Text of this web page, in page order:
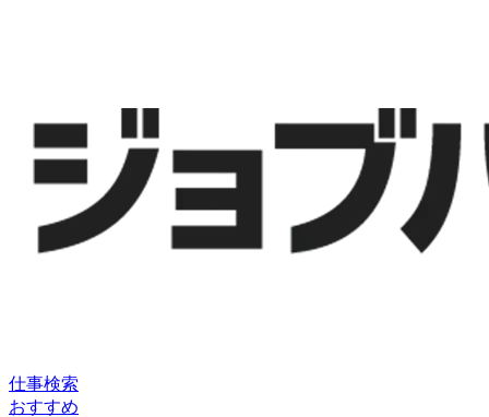
仕事検索
おすすめ